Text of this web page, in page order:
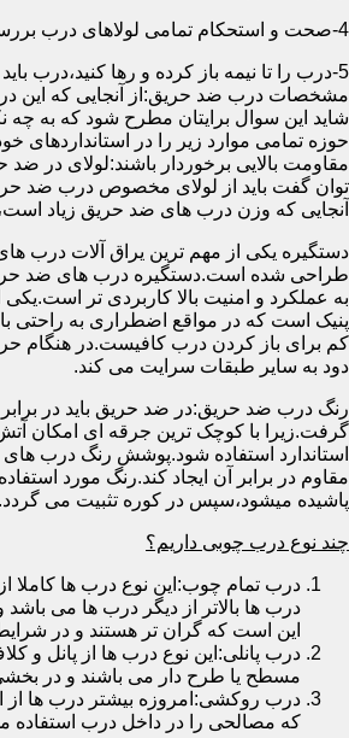
4-صحت و استحکام تمامی لولاهای درب بررسی شود.
5-درب را تا نیمه باز کرده و رها کنید،درب باید بدون گیر کردن کاملاً بسته شود.
مشخصات درب ضد حریق:از آنجایی که این
شاید این سوال برایتان مطرح شود که به چه
حوزه تمامی موارد زیر را در استانداردهای
توان گفت باید از لولای مخصوص درب ضد
آنجایی که وزن درب های ضد حریق زیاد است،معمولاً به 3 عدد لولا نیاز دارند.در حالیکه درب های معمولی با وزن
دستگیره یکی از مهم ترین یراق آلات درب
طراحی شده است.دستگیره درب های ضد
به عملکرد و امنیت بالا کاربردی تر
پنیک است که در مواقع اضطراری به راحتی
کم برای باز کردن درب کافیست.در هنگام
دود به سایر طبقات سرایت می کند.
رنگ درب ضد حریق:در ضد حریق باید در
گرفت.زیرا با کوچک ترین جرقه ای امکان
استاندارد استفاده شود.پوشش رنگ درب های
مقاوم در برابر آن ایجاد کند.رنگ مورد
پاشیده میشود،سپس در کوره تثبیت می گردد.
چند نوع درب چوبی داریم؟
درب تمام چوب:این نوع درب ها
درب ها بالاتر از دیگر درب ها می
این است که گران تر هستند و در
درب پانلی:این نوع درب ها از پانل و
مسطح یا طرح دار می باشند و در
درب روکشی:امروزه بیشتر درب ها از
که مصالحی را در داخل درب استفاده